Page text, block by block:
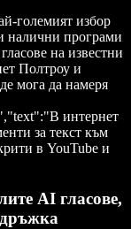
големият избор
налични програми
на известни
Полтроу и
мога да намеря
интернет
за текст към
в YouTube и
AI гласове,